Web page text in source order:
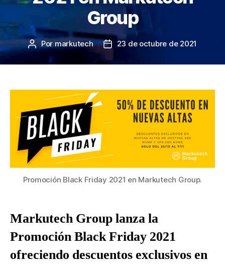
Group
Autor
de
la
Pormarkutech
Fecha
de
la
23 de octubre de 2021
Promoción Black Friday 2021 en Markutech Group.
Markutech Group lanza la
Promoción Black Friday 2021
ofreciendo descuentos exclusivos en